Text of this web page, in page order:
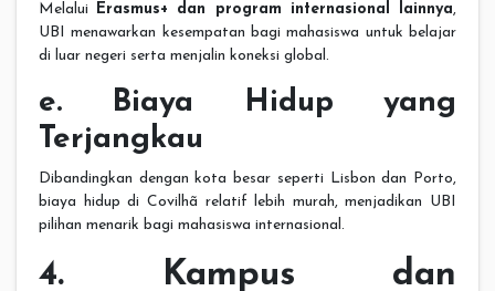
Melalui Erasmus+ dan program internasional lainnya,
UBI menawarkan kesempatan bagi mahasiswa untuk belajar
di luar negeri serta menjalin koneksi global.
e. Biaya Hidup yang
Terjangkau
Dibandingkan dengan kota besar seperti Lisbon dan Porto,
biaya hidup di Covilhã relatif lebih murah, menjadikan UBI
pilihan menarik bagi mahasiswa internasional.
4. Kampus dan